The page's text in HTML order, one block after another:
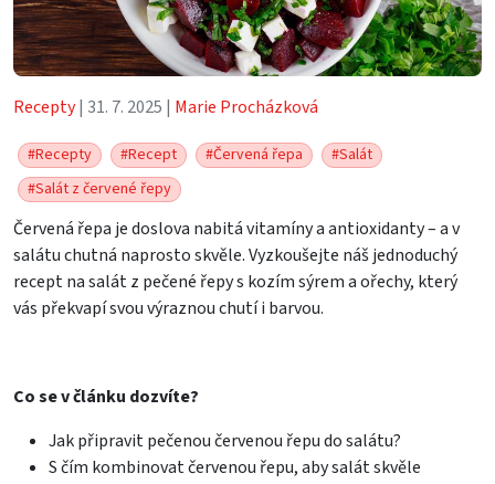
Recepty| 31. 7. 2025 | Marie Procházková
#Recepty #Recept #Červená řepa
#Salát
#Salát z červené řepy
Červená řepa je doslova nabitá vitamíny a antioxidanty – a v
salátu chutná naprosto skvěle. Vyzkoušejte náš jednoduchý
recept na salát z pečené řepy s kozím sýrem a ořechy, který
vás překvapí svou výraznou chutí i barvou.
Co se v článku dozvíte?
Jak připravit pečenou červenou řepu do salátu?
S čím kombinovat červenou řepu, aby salát skvěle